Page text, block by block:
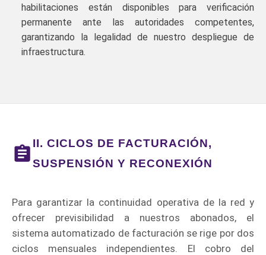
habilitaciones están disponibles para verificación
permanente ante las autoridades competentes,
garantizando la legalidad de nuestro despliegue de
infraestructura.
II. CICLOS DE FACTURACIÓN,
SUSPENSIÓN Y RECONEXIÓN
Para garantizar la continuidad operativa de la red y
ofrecer previsibilidad a nuestros abonados, el
sistema automatizado de facturación se rige por dos
ciclos mensuales independientes. El cobro del